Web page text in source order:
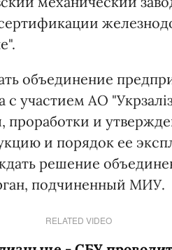
объединение
с участием АО
и
и порядок ее
решение
подчиненный МИУ.
RELATED VIDEO